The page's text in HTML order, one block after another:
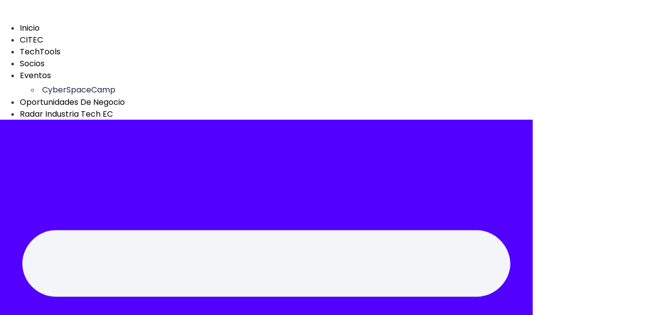
contenido
Inicio
CITEC
TechTools
Socios
Eventos
CyberSpaceCamp
Oportunidades De Negocio
Radar Industria Tech EC